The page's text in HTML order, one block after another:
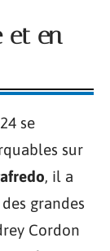
et en
se
sur
, il a
grandes
Cordon